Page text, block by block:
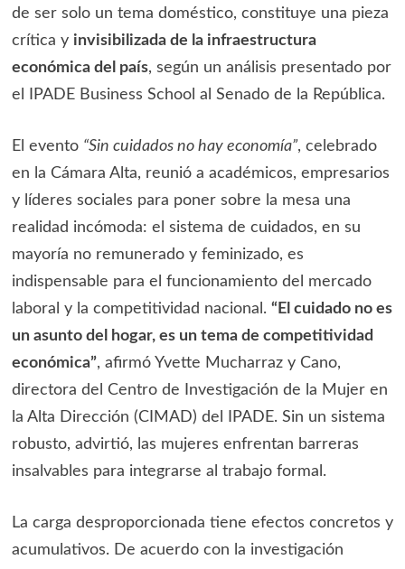
de ser solo un tema doméstico, constituye una pieza
crítica y invisibilizada de la infraestructura
económica del país, según un análisis presentado por
el IPADE Business School al Senado de la República.
El evento “Sin cuidados no hay economía”, celebrado
en la Cámara Alta, reunió a académicos, empresarios
y líderes sociales para poner sobre la mesa una
realidad incómoda: el sistema de cuidados, en su
mayoría no remunerado y feminizado, es
indispensable para el funcionamiento del mercado
laboral y la competitividad nacional. “El cuidado no es
un asunto del hogar, es un tema de competitividad
económica”, afirmó Yvette Mucharraz y Cano,
directora del Centro de Investigación de la Mujer en
la Alta Dirección (CIMAD) del IPADE. Sin un sistema
robusto, advirtió, las mujeres enfrentan barreras
insalvables para integrarse al trabajo formal.
La carga desproporcionada tiene efectos concretos y
acumulativos. De acuerdo con la investigación